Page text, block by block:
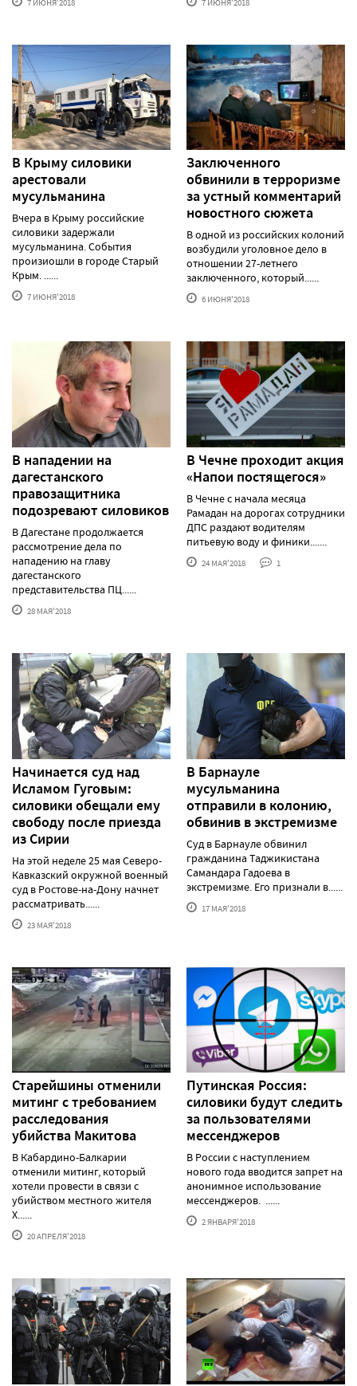
В Крыму силовики
арестовали
мусульманина
Вчера в Крыму российские
силовики задержали
мусульманина. События
произиошли в городе Старый
Крым. ......
7 ИЮНЯ'2018
Заключенного
обвинили в терроризме
за устный комментарий
новостного сюжета
В одной из российских колоний
возбудили уголовное дело в
отношении 27-летнего
заключенного, который......
6 ИЮНЯ'2018
В нападении на
дагестанского
правозащитника
подозревают силовиков
В Дагестане продолжается
рассмотрение дела по
нападению на главу
дагестанского
представительства ПЦ......
28 МАЯ'2018
В Чечне проходит акция
«Напои постящегося»
В Чечне с начала месяца
Рамадан на дорогах сотрудники
ДПС раздают водителям
питьевую воду и финики.......
24 МАЯ'2018 1
Начинается суд над
Исламом Гуговым:
силовики обещали ему
свободу после приезда
из Сирии
На этой неделе 25 мая Северо-
Кавказский окружной военный
суд в Ростове-на-Дону начнет
рассматривать......
23 МАЯ'2018
В Барнауле
мусульманина
отправили в колонию,
обвинив в экстремизме
Суд в Барнауле обвинил
гражданина Таджикистана
Самандара Гадоева в
экстремизме. Его признали в......
17 МАЯ'2018
Старейшины отменили
митинг с требованием
расследования
убийства Макитова
В Кабардино-Балкарии
отменили митинг, который
хотели провести в связи с
убийством местного жителя
Х......
20 АПРЕЛЯ'2018
Путинская Россия:
силовики будут следить
за пользователями
мессенджеров
В России с наступлением
нового года вводится запрет на
анонимное использование
мессенджеров. ......
2 ЯНВАРЯ'2018